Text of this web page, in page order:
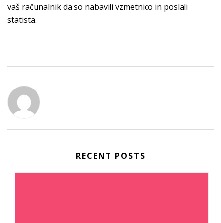
vaš računalnik da so nabavili vzmetnico in poslali
statista.
RECENT POSTS